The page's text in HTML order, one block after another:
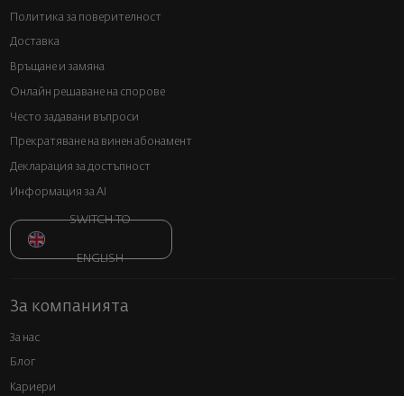
Политика за поверителност
Доставка
Връщане и замяна
Онлайн решаване на спорове
Често задавани въпроси
Прекратяване на винен абонамент
Декларация за достъпност
Информация за AI
SWITCH TO
ENGLISH
За компанията
За нас
Блог
Кариери